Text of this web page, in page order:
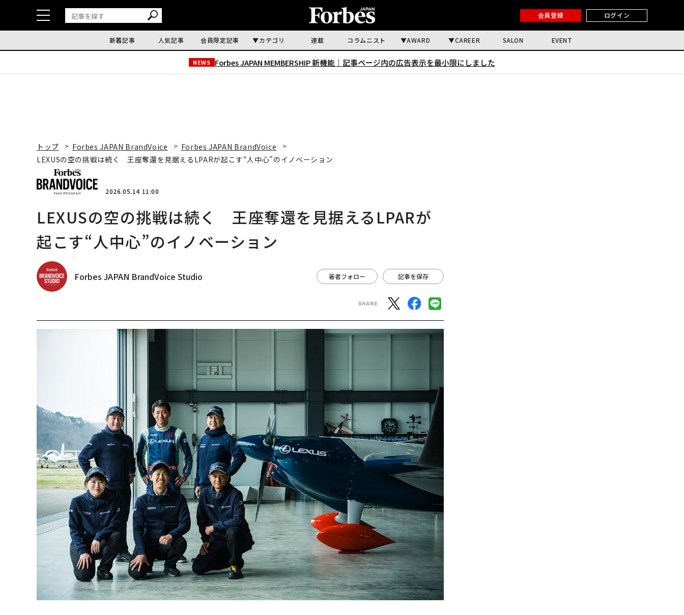
会員登録 ログイン
新着記事 人気記事 会員限定記事 カテゴリ 連載 コラムニスト AWARD CAREER SALON EVENT
NEWS Forbes JAPAN MEMBERSHIP 新機能｜ 記事ページ内の広告表示を最小限にしました
トップ Forbes JAPAN BrandVoice
Forbes JAPAN BrandVoice
LEXUSの空の挑戦は続く 王座奪還を見据えるLPARが起こす“人中心”のイノベーション
2026.05.14 11:00
LEXUSの空の挑戦は続く 王座奪還を見据えるLPARが
起こす“人中心”のイノベーション
Forbes JAPAN BrandVoice Studio 著者フォロー 記事を保存